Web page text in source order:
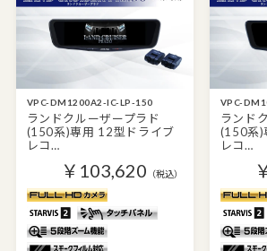
VPC-DM1200A2-IC-LP-150
ランドクルーザープラド
(150系)専用 12型ドライブ
レコ…
￥103,620 （税込）
VPC-
ランド
(150系)
レコ…